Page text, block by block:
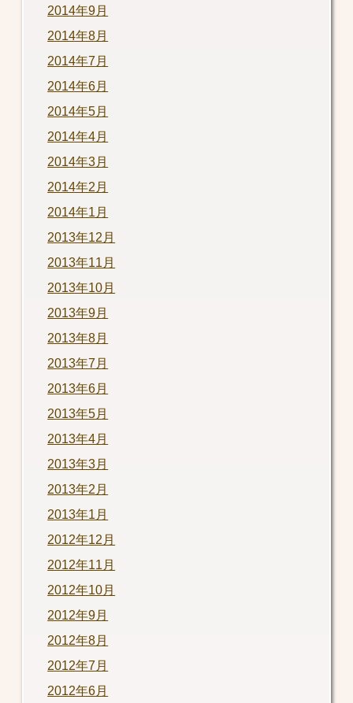
2014年9月
2014年8月
2014年7月
2014年6月
2014年5月
2014年4月
2014年3月
2014年2月
2014年1月
2013年12月
2013年11月
2013年10月
2013年9月
2013年8月
2013年7月
2013年6月
2013年5月
2013年4月
2013年3月
2013年2月
2013年1月
2012年12月
2012年11月
2012年10月
2012年9月
2012年8月
2012年7月
2012年6月